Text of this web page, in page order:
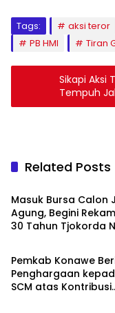
Tags: aksi teror
PB HMI
Tiran
Sikapi Aksi
Tempuh
Related Posts
News
Masuk Bursa Calon
Agung, Begini
30 Tahun Tjokorda
News
Pemkab Konawe
Penghargaan
SCM atas Kontribusi
News